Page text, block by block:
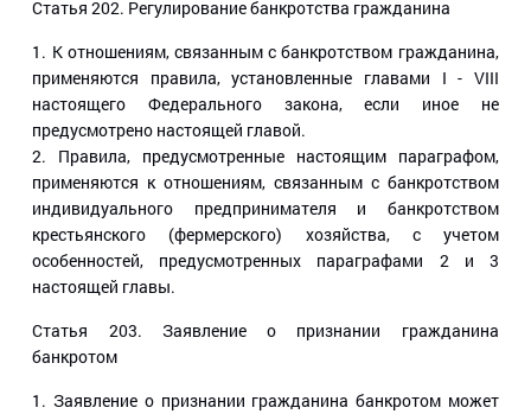
Статья 202. Регулирование банкротства гражданина
1. К отношениям, связанным с банкротством гражданина,
применяются правила, установленные главами I - VIII
настоящего Федерального закона, если иное не
предусмотрено настоящей главой.
2. Правила, предусмотренные настоящим параграфом,
применяются к отношениям, связанным с банкротством
индивидуального предпринимателя и банкротством
крестьянского (фермерского) хозяйства, с учетом
особенностей, предусмотренных параграфами 2 и 3
настоящей главы.
Статья 203. Заявление о признании гражданина
банкротом
1. Заявление о признании гражданина банкротом может